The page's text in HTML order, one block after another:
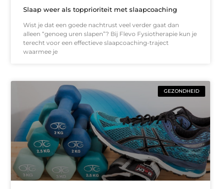
Slaap weer als topprioriteit met slaapcoaching
Wist je dat een goede nachtrust veel verder gaat dan
alleen “genoeg uren slapen”? Bij Flevo Fysiotherapie kun je
terecht voor een effectieve slaapcoaching-traject
waarmee je
GEZONDHEID